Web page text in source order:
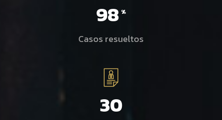
98
Casos resueltos
30